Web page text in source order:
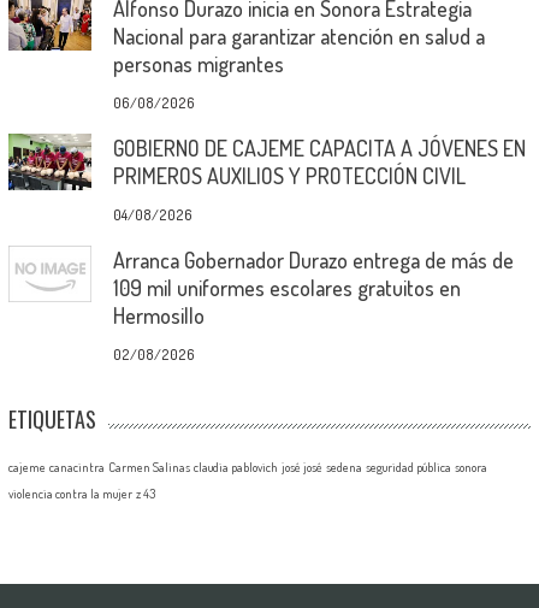
Alfonso Durazo inicia en Sonora Estrategia
Nacional para garantizar atención en salud a
personas migrantes
06/08/2026
GOBIERNO DE CAJEME CAPACITA A JÓVENES EN
PRIMEROS AUXILIOS Y PROTECCIÓN CIVIL
04/08/2026
Arranca Gobernador Durazo entrega de más de
109 mil uniformes escolares gratuitos en
Hermosillo
02/08/2026
ETIQUETAS
cajeme canacintra Carmen Salinas claudia pablovich josé josé sedena seguridad pública sonora
violencia contra la mujer z 43